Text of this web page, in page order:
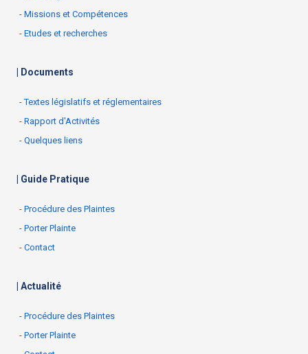
- Missions et Compétences
- Etudes et recherches
| Documents
- Textes législatifs et réglementaires
- Rapport d'Activités
- Quelques liens
| Guide Pratique
- Procédure des Plaintes
- Porter Plainte
- Contact
| Actualité
- Procédure des Plaintes
- Porter Plainte